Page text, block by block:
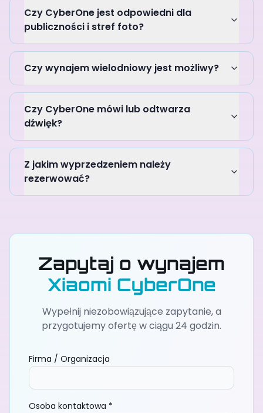
Czy CyberOne jest odpowiedni dla
publiczności i stref foto?
Czy wynajem wielodniowy jest możliwy?
Czy CyberOne mówi lub odtwarza
dźwięk?
Z jakim wyprzedzeniem należy
rezerwować?
Zapytaj o wynajem
Xiaomi CyberOne
Wypełnij niezobowiązujące zapytanie, a
przygotujemy ofertę w ciągu 24 godzin.
Firma / Organizacja
Osoba kontaktowa *